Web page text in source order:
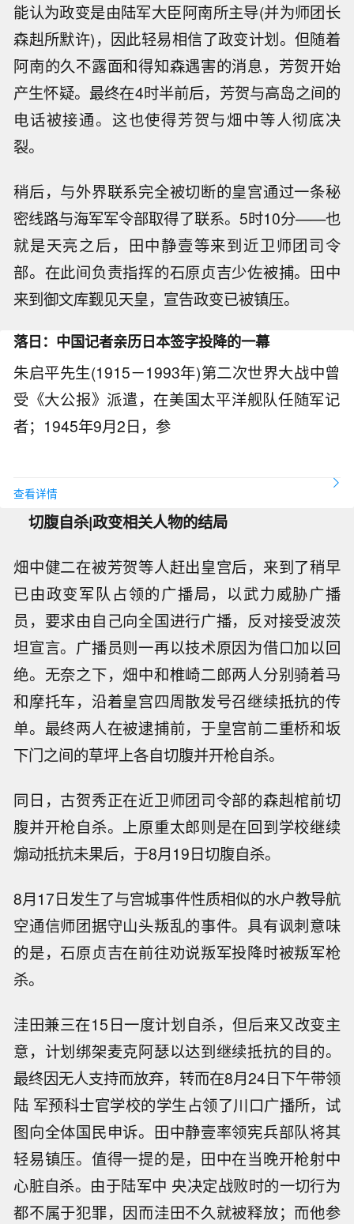
能认为政变是由陆军大臣阿南所主导(并为师团长
森赳所默许)，因此轻易相信了政变计划。但随着
阿南的久不露面和得知森遇害的消息，芳贺开始
产生怀疑。最终在4时半前后，芳贺与高岛之间的
电话被接通。这也使得芳贺与畑中等人彻底决
裂。
稍后，与外界联系完全被切断的皇宫通过一条秘
密线路与海军军令部取得了联系。5时10分——也
就是天亮之后，田中静壹等来到近卫师团司令
部。在此间负责指挥的石原贞吉少佐被捕。田中
来到御文库觐见天皇，宣告政变已被镇压。
落日：中国记者亲历日本签字投降的一幕
朱启平先生(1915－1993年)第二次世界大战中曾
受《大公报》派遣，在美国太平洋舰队任随军记
者；1945年9月2日，参
查看详情
切腹自杀|政变相关人物的结局
畑中健二在被芳贺等人赶出皇宫后，来到了稍早
已由政变军队占领的广播局，以武力威胁广播
员，要求由自己向全国进行广播，反对接受波茨
坦宣言。广播员则一再以技术原因为借口加以回
绝。无奈之下，畑中和椎崎二郎两人分别骑着马
和摩托车，沿着皇宫四周散发号召继续抵抗的传
单。最终两人在被逮捕前，于皇宫前二重桥和坂
下门之间的草坪上各自切腹并开枪自杀。
同日，古贺秀正在近卫师团司令部的森赳棺前切
腹并开枪自杀。上原重太郎则是在回到学校继续
煽动抵抗未果后，于8月19日切腹自杀。
8月17日发生了与宫城事件性质相似的水户教导航
空通信师团据守山头叛乱的事件。具有讽刺意味
的是，石原贞吉在前往劝说叛军投降时被叛军枪
杀。
洼田兼三在15日一度计划自杀，但后来又改变主
意，计划绑架麦克阿瑟以达到继续抵抗的目的。
最终因无人支持而放弃，转而在8月24日下午带领
陆 军预科士官学校的学生占领了川口广播所，试
图向全体国民申诉。田中静壹率领宪兵部队将其
轻易镇压。值得一提的是，田中在当晚开枪射中
心脏自杀。由于陆军中 央决定战败时的一切行为
都不属于犯罪，因而洼田不久就被释放；而他参